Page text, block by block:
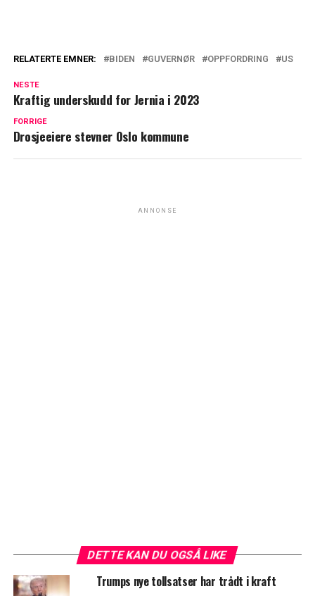
RELATERTE EMNER: BIDEN GUVERNØR OPPFORDRING US
NESTE
Kraftig underskudd for Jernia i 2023
FORRIGE
Drosjeeiere stevner Oslo kommune
ANNONSE
DETTE KAN DU OGSÅ LIKE
Trumps nye tollsatser har trådt i kraft